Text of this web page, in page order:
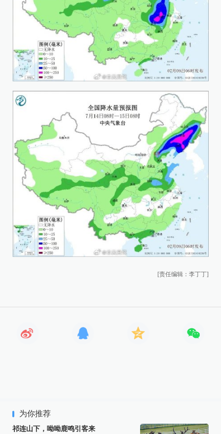
[责任编辑：李丁丁]
为你推荐
祁连山下，呦呦鹿鸣引客来